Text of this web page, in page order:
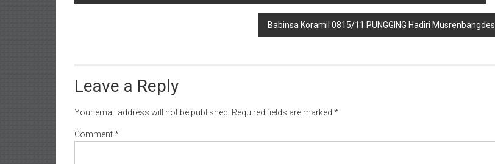
Babinsa Koramil 0815/11 PUNGGING Hadiri Musrenbangdes
Leave a Reply
Your email address will not be published. Required fields are marked *
Comment*